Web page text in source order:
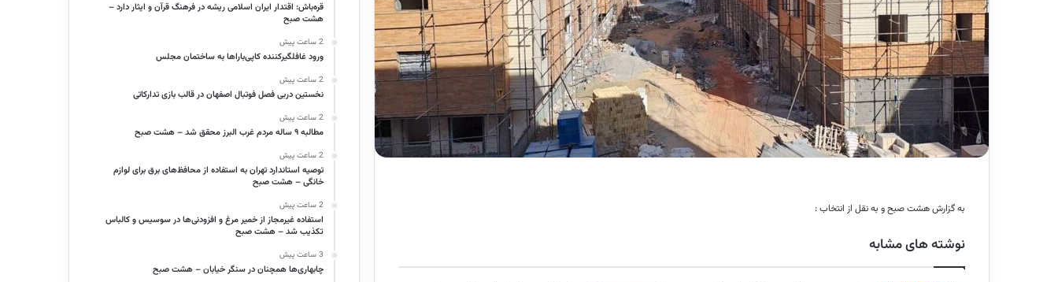
به گزارش هشت صبح و به نقل از انتخاب :
نوشته های مشابه
قره‌باش: اقتدار ایران اسلامی ریشه در فرهنگ قرآن و ایثار دارد –
هشت صبح
2 ساعت پیش
ورود غافلگیرکننده کاپی‌باراها به ساختمان مجلس
2 ساعت پیش
نخستین دربی فصل فوتبال اصفهان در قالب بازی تدارکاتی
2 ساعت پیش
مطالبه ۹ ساله مردم غرب البرز محقق شد – هشت صبح
2 ساعت پیش
توصیه استاندارد تهران به استفاده از محافظ‌های برق برای لوازم
خانگی – هشت صبح
2 ساعت پیش
استفاده غیرمجاز از خمیر مرغ و افزودنی‌ها در سوسیس و کالباس
تکذیب شد – هشت صبح
3 ساعت پیش
چابهاری‌ها همچنان در سنگر خیابان – هشت صبح